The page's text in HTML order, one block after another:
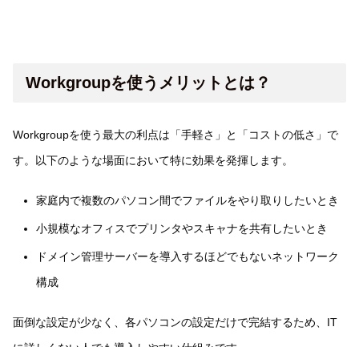
Workgroupを使うメリットとは？
Workgroupを使う最大の利点は「手軽さ」と「コストの低さ」で
す。以下のような場面において特に効果を発揮します。
家庭内で複数のパソコン間でファイルをやり取りしたいとき
小規模なオフィスでプリンタやスキャナを共有したいとき
ドメイン管理サーバーを導入するほどでもないネットワーク
構成
面倒な設定が少なく、各パソコンの設定だけで完結するため、IT